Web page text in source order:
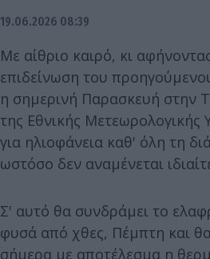
19.06.2026 08:39
Με αίθριο καιρό, κι
επιδείνωση του
η σημερινή Παρασκευή στην
της Εθνικής Μετεωρολογικής
για ηλιοφάνεια καθ' όλη τη
ωστόσο δεν αναμένεται
Σ' αυτό θα συνδράμει το
φυσά από χθες, Πέμπτη και θα
σήμερα με αποτέλεσμα η